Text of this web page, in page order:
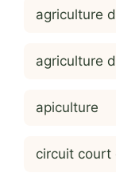
agriculture
agriculture
apiculture
circuit court